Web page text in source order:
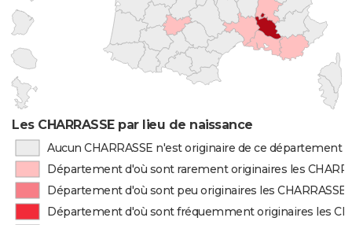
Les CHARRASSE par lieu de naissance
Aucun CHARRASSE n'est originaire de ce département
Département d'où sont rarement originaires les
Département d'où sont peu originaires les CHARRASSE
Département d'où sont fréquemment originaires les